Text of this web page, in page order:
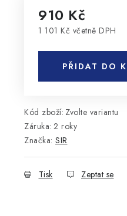
910 Kč
1 101 Kč včetně DPH
PŘIDAT DO
Kód zboží: Zvolte variantu
Záruka: 2 roky
Značka: SIR
Tisk Zeptat se